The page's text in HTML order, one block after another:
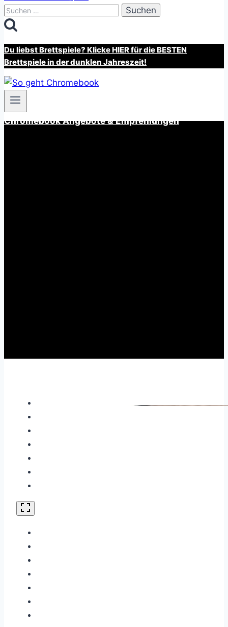
Suchen
nach:
Du liebst Brettspiele? Klicke HIER für die BESTEN
Brettspiele in der dunklen Jahreszeit!
Chromebook Angebote & Empfehlungen